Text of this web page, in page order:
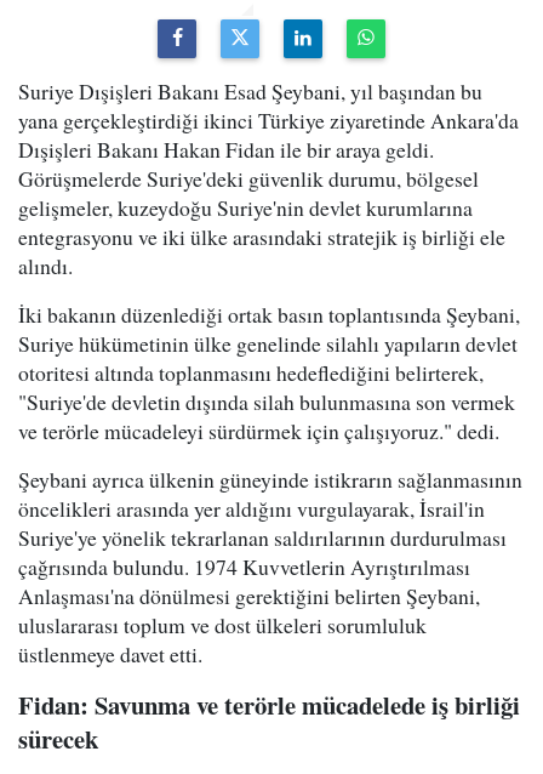
Suriye Dışişleri Bakanı Esad Şeybani, yıl başından bu
yana gerçekleştirdiği ikinci Türkiye ziyaretinde Ankara'da
Dışişleri Bakanı Hakan Fidan ile bir araya geldi.
Görüşmelerde Suriye'deki güvenlik durumu, bölgesel
gelişmeler, kuzeydoğu Suriye'nin devlet kurumlarına
entegrasyonu ve iki ülke arasındaki stratejik iş birliği ele
alındı.
İki bakanın düzenlediği ortak basın toplantısında Şeybani,
Suriye hükümetinin ülke genelinde silahlı yapıların devlet
otoritesi altında toplanmasını hedeflediğini belirterek,
"Suriye'de devletin dışında silah bulunmasına son vermek
ve terörle mücadeleyi sürdürmek için çalışıyoruz." dedi.
Şeybani ayrıca ülkenin güneyinde istikrarın sağlanmasının
öncelikleri arasında yer aldığını vurgulayarak, İsrail'in
Suriye'ye yönelik tekrarlanan saldırılarının durdurulması
çağrısında bulundu. 1974 Kuvvetlerin Ayrıştırılması
Anlaşması'na dönülmesi gerektiğini belirten Şeybani,
uluslararası toplum ve dost ülkeleri sorumluluk
üstlenmeye davet etti.
Fidan: Savunma ve terörle mücadelede iş birliği
sürecek